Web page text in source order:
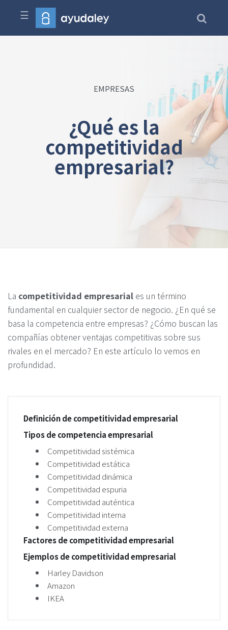
☰
EMPRESAS
¿Qué es la
competitividad
empresarial?
La competitividad empresarial es un término
fundamental en cualquier sector de negocio. ¿En qué se
basa la competencia entre empresas? ¿Cómo buscan las
compañías obtener ventajas competitivas sobre sus
rivales en el mercado? En este artículo lo vemos en
profundidad.
Definición de competitividad empresarial
Tipos de competencia empresarial
Competitividad sistémica
Competitividad estática
Competitividad dinámica
Competitividad espuria
Competitividad auténtica
Competitividad interna
Competitividad externa
Factores de competitividad empresarial
Ejemplos de competitividad empresarial
Harley Davidson
Amazon
IKEA